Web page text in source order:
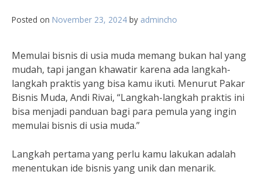
Posted on November 23, 2024 by admincho
Memulai bisnis di usia muda memang bukan hal yang
mudah, tapi jangan khawatir karena ada langkah-
langkah praktis yang bisa kamu ikuti. Menurut Pakar
Bisnis Muda, Andi Rivai, “Langkah-langkah praktis ini
bisa menjadi panduan bagi para pemula yang ingin
memulai bisnis di usia muda.”
Langkah pertama yang perlu kamu lakukan adalah
menentukan ide bisnis yang unik dan menarik.